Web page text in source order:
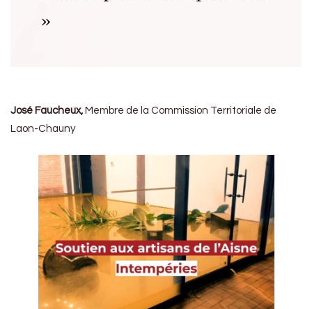
»
José Faucheux, Membre de la Commission Territoriale de
Laon-Chauny